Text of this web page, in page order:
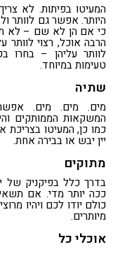
המעיטו בפיתות. לא
היותר. אפשר גם לוותר
כי אם הן לא שם – לא
הרבה אוכל, רצוי
לוותר עליהן – בחרו
טעימות במיוחד.
שתיה
מים. מים. מים.
המשקאות הממותקים
כמו כן, המעיטו
יין יבש או בבירה אחת.
מתוקים
בדרך כלל בפיקניק של
ככה יותר מדי. אם
כולם יודו לכם ויהיו
מיותרים.
אוכלי כל